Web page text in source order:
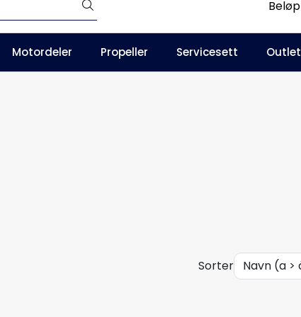
NO Infosenter Favoritter
Beløp
Motordeler Propeller Servicesett Outlet
Sorter